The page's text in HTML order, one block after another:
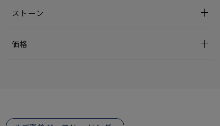
ストーン
価格